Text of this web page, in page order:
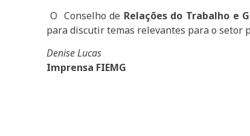
O Conselho de Relações do Trabalho e
para discutir temas relevantes para o setor
Denise Lucas
Imprensa FIEMG